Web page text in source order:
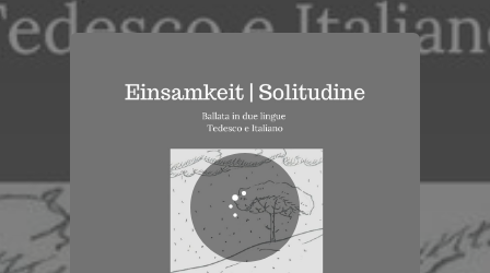
You're all set!
.